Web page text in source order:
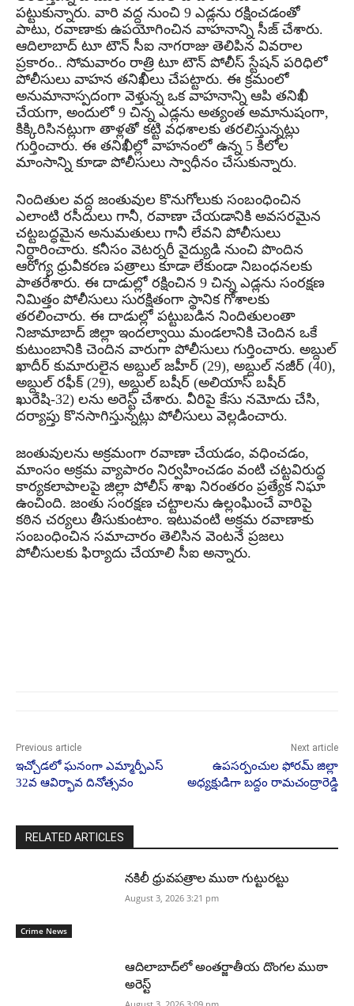
పట్టుకున్నారు. వారి వద్ద నుంచి 9 ఎడ్లను రక్షించడంతో
పాటు, రవాణాకు ఉపయోగించిన వాహనాన్ని సీజ్ చేశారు.
ఆదిలాబాద్ టూ టౌన్ సీఐ నాగరాజు తెలిపిన వివరాల
ప్రకారం.. సోమవారం రాత్రి టూ టౌన్ పోలీస్ స్టేషన్ పరిధిలో
పోలీసులు వాహన తనిఖీలు చేపట్టారు. ఈ క్రమంలో
అనుమానాస్పదంగా వెళ్తున్న ఒక వాహనాన్ని ఆపి తనిఖీ
చేయగా, అందులో 9 చిన్న ఎడ్లను అత్యంత అమానుషంగా,
కిక్కిరిసినట్లుగా తాళ్లతో కట్టి వధశాలకు తరలిస్తున్నట్లు
గుర్తించారు. ఈ తనిఖీల్లో వాహనంలో ఉన్న 5 కిలోల
మాంసాన్ని కూడా పోలీసులు స్వాధీనం చేసుకున్నారు.
నిందితుల వద్ద జంతువుల కొనుగోలుకు సంబంధించిన
ఎలాంటి రసీదులు గానీ, రవాణా చేయడానికి అవసరమైన
చట్టబద్ధమైన అనుమతులు గానీ లేవని పోలీసులు
నిర్ధారించారు. కనీసం వెటర్నరీ వైద్యుడి నుంచి పొందిన
ఆరోగ్య ధ్రువీకరణ పత్రాలు కూడా లేకుండా నిబంధనలకు
పాతరేశారు. ఈ దాడుల్లో రక్షించిన 9 చిన్న ఎడ్లను సంరక్షణ
నిమిత్తం పోలీసులు సురక్షితంగా స్థానిక గోశాలకు
తరలించారు. ఈ దాడుల్లో పట్టుబడిన నిందితులంతా
నిజామాబాద్ జిల్లా ఇందల్వాయి మండలానికి చెందిన ఒకే
కుటుంబానికి చెందిన వారుగా పోలీసులు గుర్తించారు. అబ్దుల్
ఖాదీర్ కుమారులైన అబ్దుల్ జహీర్ (29), అబ్దుల్ నజీర్ (40),
అబ్దుల్ రఫీక్ (29), అబ్దుల్ బషీర్ (అలియాస్ బషీర్
ఖురేషి-32) లను అరెస్ట్ చేశారు. వీరిపై కేసు నమోదు చేసి,
దర్యాప్తు కొనసాగిస్తున్నట్లు పోలీసులు వెల్లడించారు.
జంతువులను అక్రమంగా రవాణా చేయడం, వధించడం,
మాంసం అక్రమ వ్యాపారం నిర్వహించడం వంటి చట్టవిరుద్ధ
కార్యకలాపాలపై జిల్లా పోలీస్ శాఖ నిరంతరం ప్రత్యేక నిఘా
ఉంచింది. జంతు సంరక్షణ చట్టాలను ఉల్లంఘించే వారిపై
కఠిన చర్యలు తీసుకుంటాం. ఇటువంటి అక్రమ రవాణాకు
సంబంధించిన సమాచారం తెలిసిన వెంటనే ప్రజలు
పోలీసులకు ఫిర్యాదు చేయాలి సీఐ అన్నారు.
Previous article
ఇచ్చోడలో ఘనంగా ఎమ్మార్పీఎస్
32వ ఆవిర్భావ దినోత్సవం
Next article
ఉపసర్పంచుల ఫోరమ్ జిల్లా
అధ్యక్షుడిగా బద్దం రామచంద్రారెడ్డి
RELATED ARTICLES
Crime News
నకిలీ ధ్రువపత్రాల ముఠా గుట్టురట్టు
August 3, 2026 3:21 pm
ఆదిలాబాద్‌లో అంతర్జాతీయ దొంగల ముఠా
అరెస్ట్